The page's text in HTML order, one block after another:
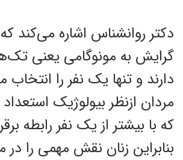
دکتر روانشناس اشاره می‌کند
گرایش به مونوگامی یعنی
دارند و تنها یک نفر را انتخاب
مردان ازنظر بیولوژیک استعداد
که با بیشتر از یک نفر رابطه
بنابراین زنان نقش مهمی را